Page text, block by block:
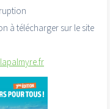
à télécharger sur le site